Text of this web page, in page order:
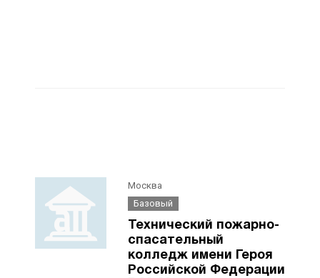
Москва
Базовый
Технический пожарно-
спасательный
колледж имени Героя
Российской Федерации